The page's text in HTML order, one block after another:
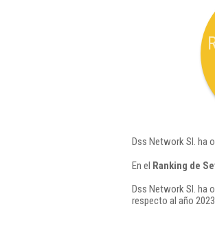
Dss Network Sl. ha
En el Ranking de
Dss Network Sl. ha
respecto al año